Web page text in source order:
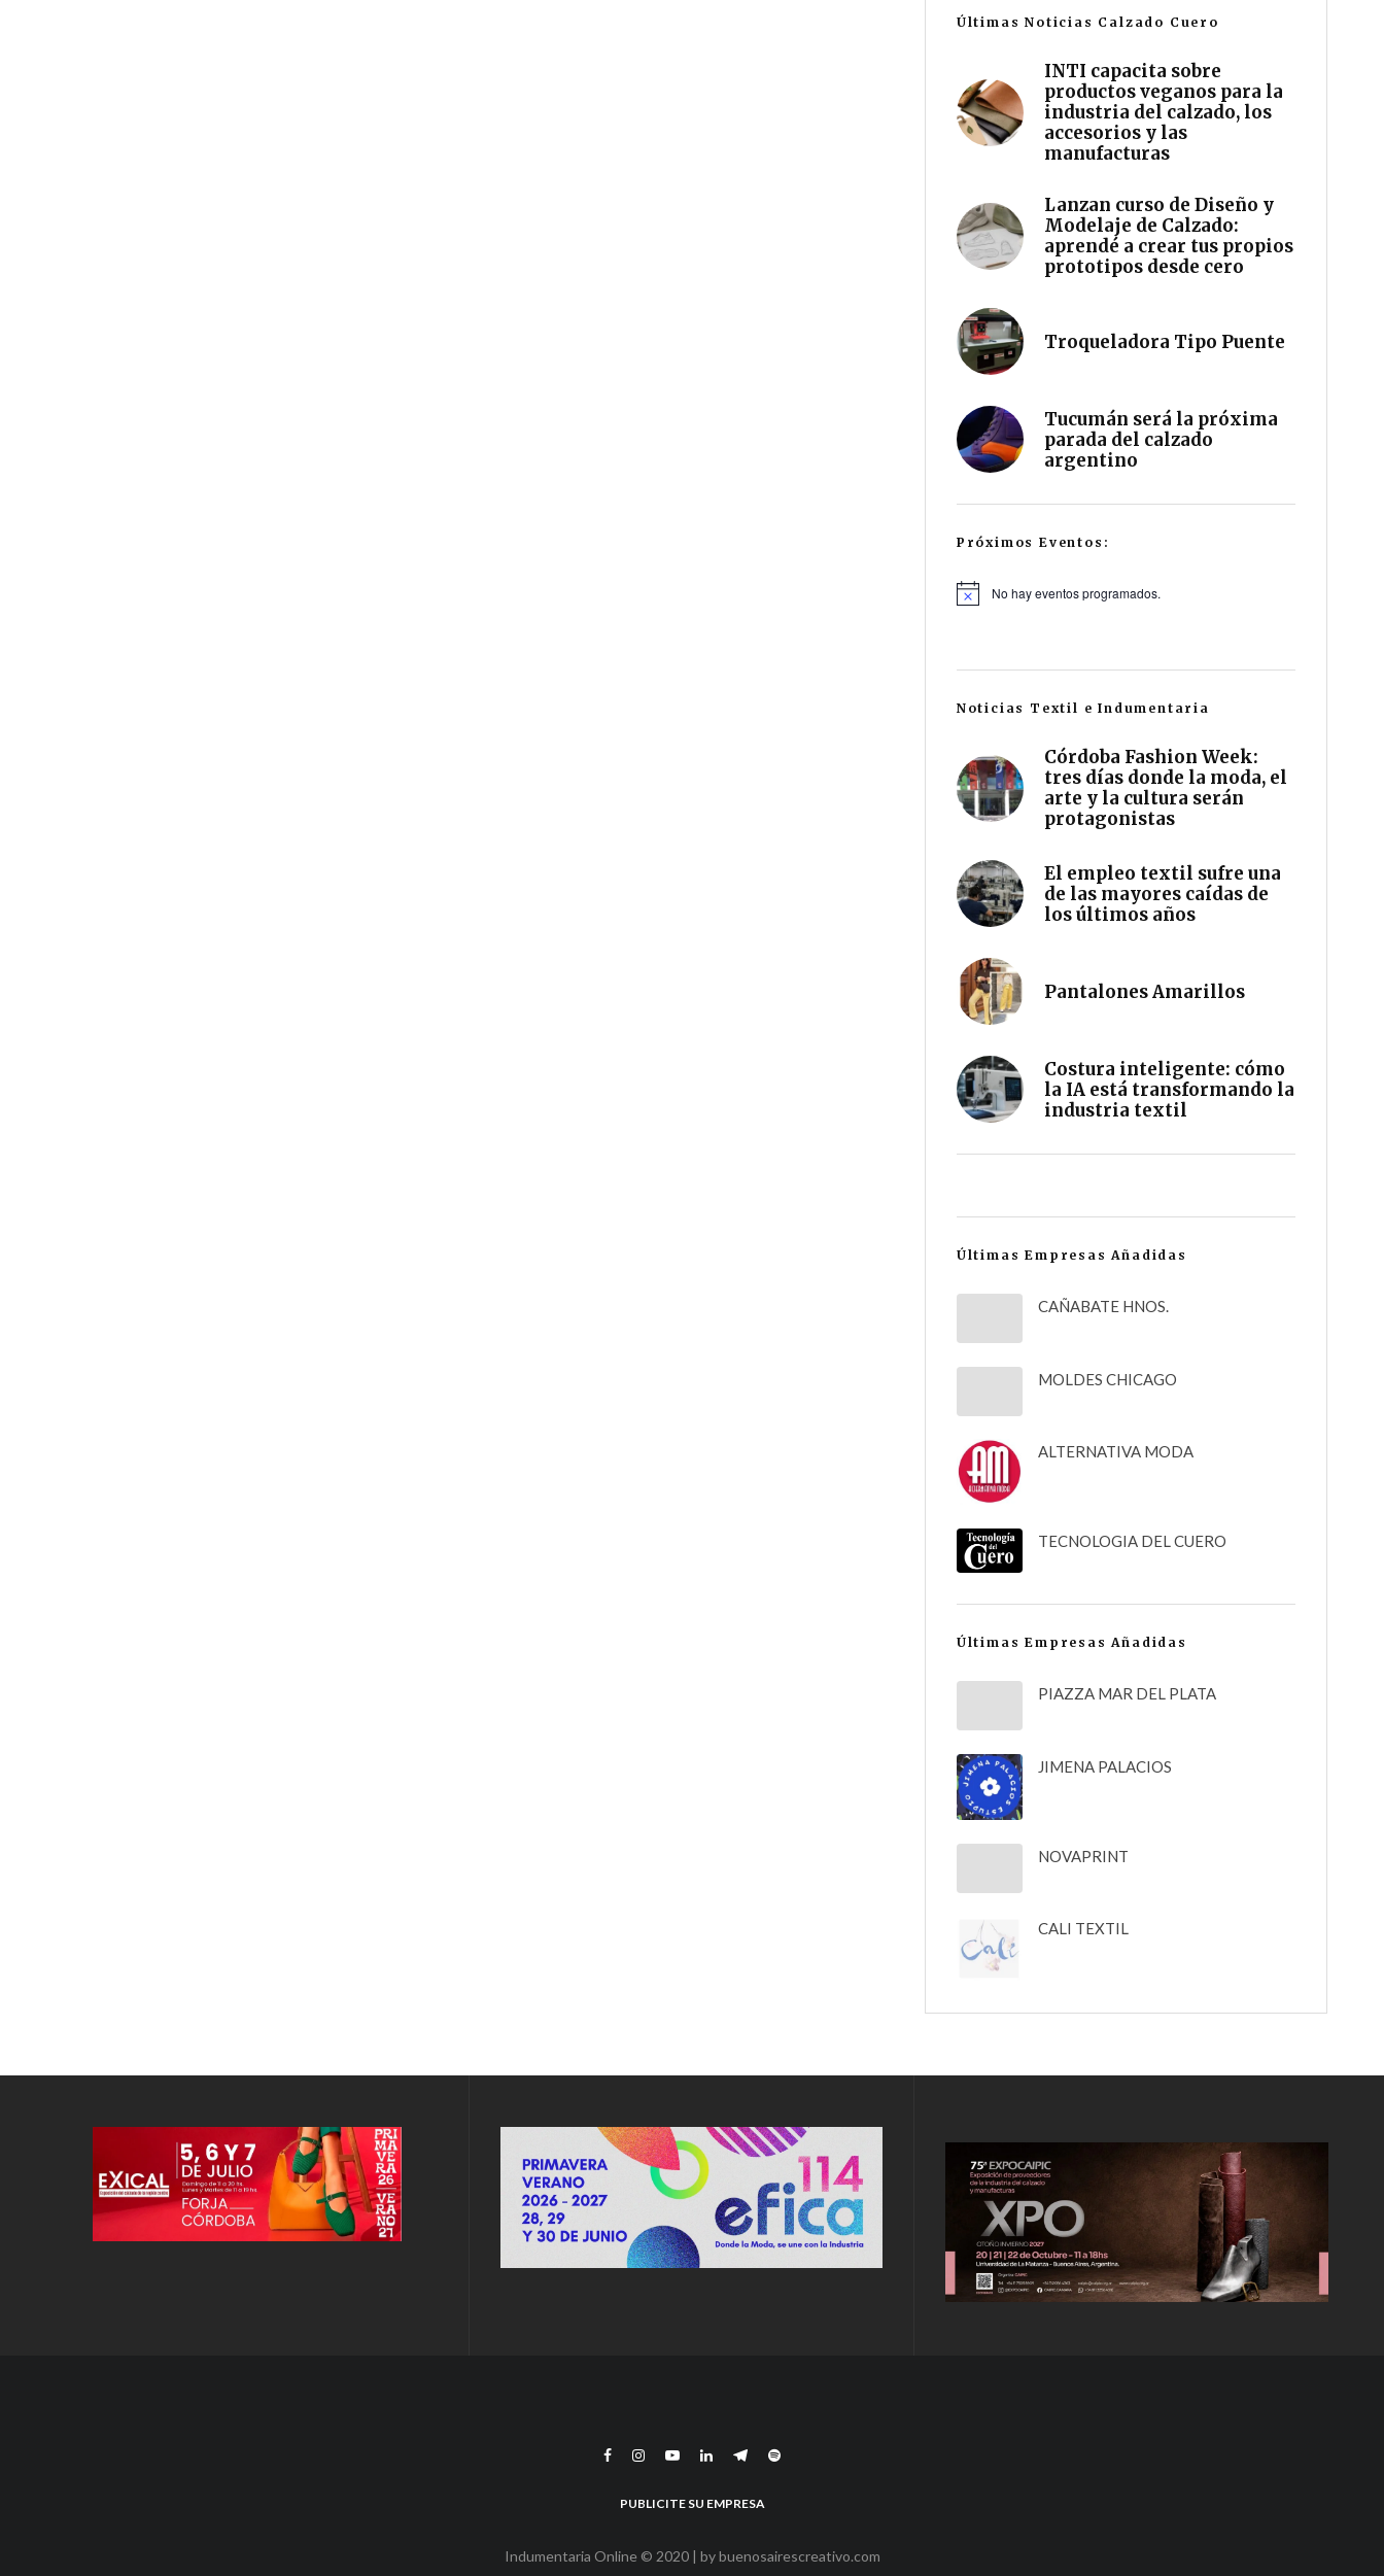
Últimas Noticias Calzado Cuero
INTI capacita sobre
productos veganos para la
industria del calzado, los
accesorios y las
manufacturas
Lanzan curso de Diseño y
Modelaje de Calzado:
aprendé a crear tus propios
prototipos desde cero
Troqueladora Tipo Puente
Tucumán será la próxima
parada del calzado
argentino
Próximos Eventos:
No hay eventos programados.
Noticias Textil e Indumentaria
Córdoba Fashion Week:
tres días donde la moda, el
arte y la cultura serán
protagonistas
El empleo textil sufre una
de las mayores caídas de
los últimos años
Pantalones Amarillos
Costura inteligente: cómo
la IA está transformando la
industria textil
Últimas Empresas Añadidas
CAÑABATE HNOS.
MOLDES CHICAGO
ALTERNATIVA MODA
TECNOLOGIA DEL CUERO
Últimas Empresas Añadidas
PIAZZA MAR DEL PLATA
JIMENA PALACIOS
NOVAPRINT
CALI TEXTIL
PUBLICITE SU EMPRESA
Indumentaria Online © 2020 | bybuenosairescreativo.com